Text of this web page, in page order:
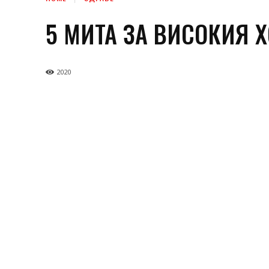
5 МИТА ЗА ВИСОКИЯ
2020